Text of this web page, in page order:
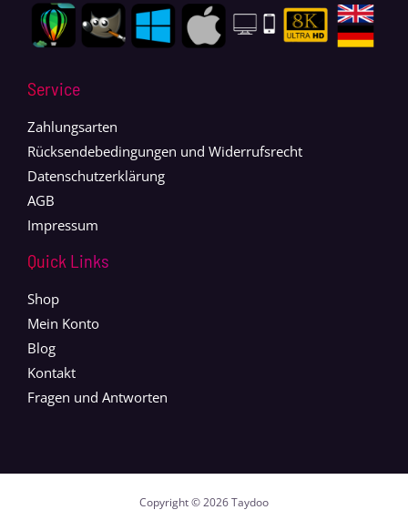
Service
Zahlungsarten
Rücksendebedingungen und Widerrufsrecht
Datenschutzerklärung
AGB
Impressum
Quick Links
Shop
Mein Konto
Blog
Kontakt
Fragen und Antworten
Copyright © 2026 Taydoo